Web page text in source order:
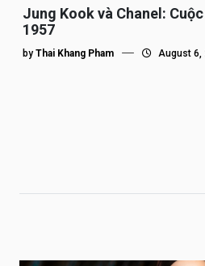
Jung Kook và Chanel:
1957
by Thai Khang Pham August 6,